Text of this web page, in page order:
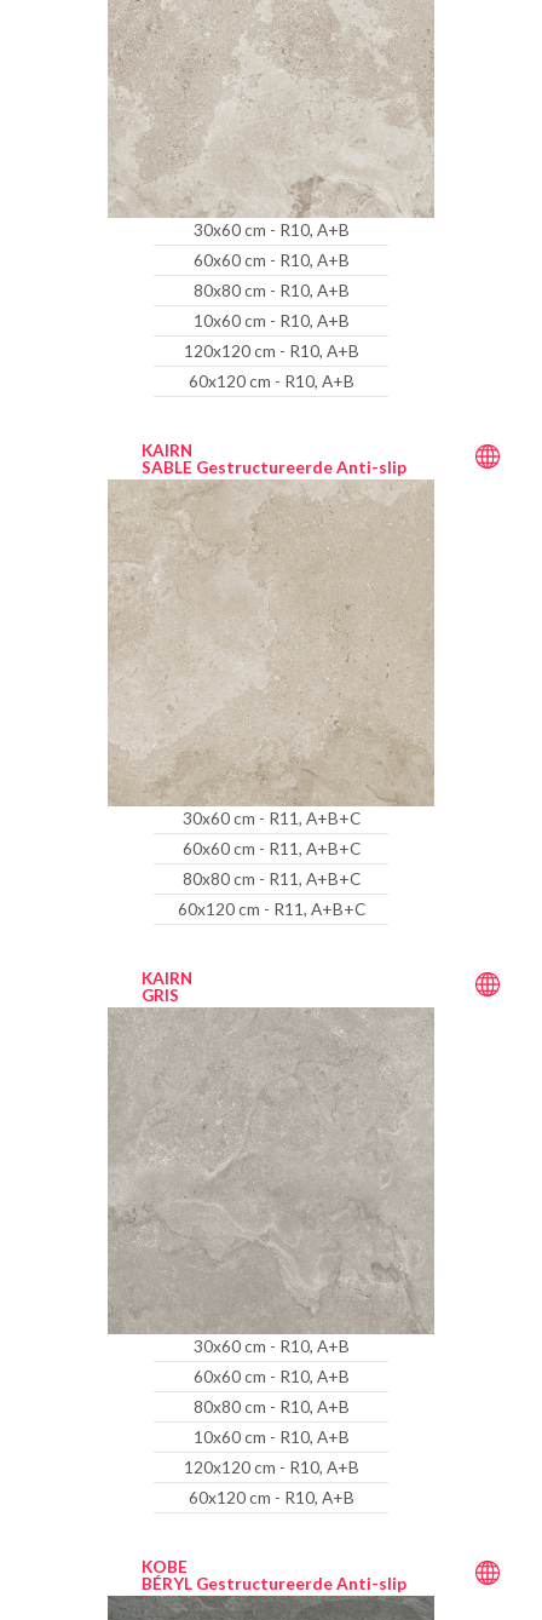
30x60 cm - R10, A+B
60x60 cm - R10, A+B
80x80 cm - R10, A+B
10x60 cm - R10, A+B
120x120 cm - R10, A+B
60x120 cm - R10, A+B
KAIRN
SABLE Gestructureerde Anti-slip
30x60 cm - R11, A+B+C
60x60 cm - R11, A+B+C
80x80 cm - R11, A+B+C
60x120 cm - R11, A+B+C
KAIRN
GRIS
30x60 cm - R10, A+B
60x60 cm - R10, A+B
80x80 cm - R10, A+B
10x60 cm - R10, A+B
120x120 cm - R10, A+B
60x120 cm - R10, A+B
KOBE
BÉRYL Gestructureerde Anti-slip